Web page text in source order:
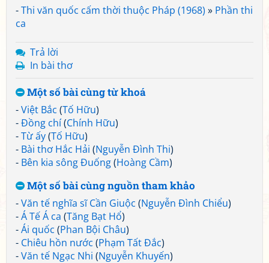
-Thi văn quốc cấm thời thuộc Pháp (1968) » Phần thi
ca
Trả lời
In bài thơ
Một số bài cùng từ khoá
-Việt Bắc (Tố Hữu)
-Đồng chí(Chính Hữu)
-Từ ấy(Tố Hữu)
- Bài thơ Hắc Hải (Nguyễn Đình Thi)
- Bên kia sông Đuống(Hoàng Cầm)
Một số bài cùng nguồn tham khảo
-Văn tế nghĩa sĩ Cần Giuộc (Nguyễn Đình Chiểu)
-Á Tế Á ca (Tăng Bạt Hổ)
-Ái quốc (Phan Bội Châu)
- Chiêu hồn nước (Phạm Tất Đắc)
-Văn tế Ngạc Nhi (Nguyễn Khuyến)